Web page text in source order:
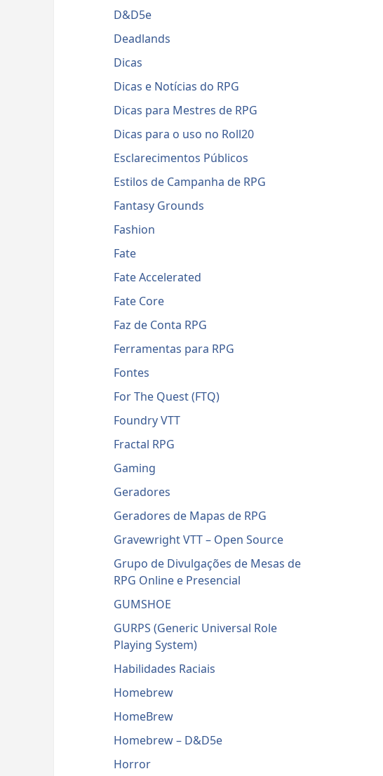
D&D5e
Deadlands
Dicas
Dicas e Notícias do RPG
Dicas para Mestres de RPG
Dicas para o uso no Roll20
Esclarecimentos Públicos
Estilos de Campanha de RPG
Fantasy Grounds
Fashion
Fate
Fate Accelerated
Fate Core
Faz de Conta RPG
Ferramentas para RPG
Fontes
For The Quest (FTQ)
Foundry VTT
Fractal RPG
Gaming
Geradores
Geradores de Mapas de RPG
Gravewright VTT – Open Source
Grupo de Divulgações de Mesas de
RPG Online e Presencial
GUMSHOE
GURPS (Generic Universal Role
Playing System)
Habilidades Raciais
Homebrew
HomeBrew
Homebrew – D&D5e
Horror